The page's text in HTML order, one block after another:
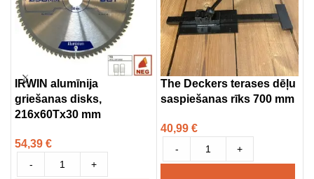
IRWIN alumīnija
griešanas disks,
216x60Tx30 mm
54,39 €
- +
The Deckers terases dēļu
saspiešanas rīks 700 mm
40,99 €
- +